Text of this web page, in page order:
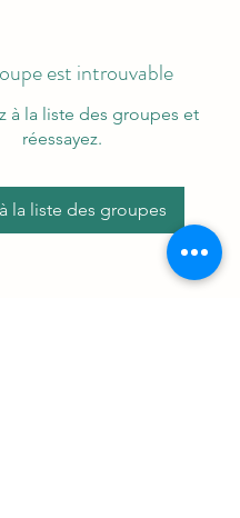
est introuvable
à la liste des groupes et
réessayez.
la liste des groupes